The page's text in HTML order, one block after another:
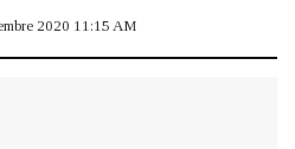
2020 11:15 AM